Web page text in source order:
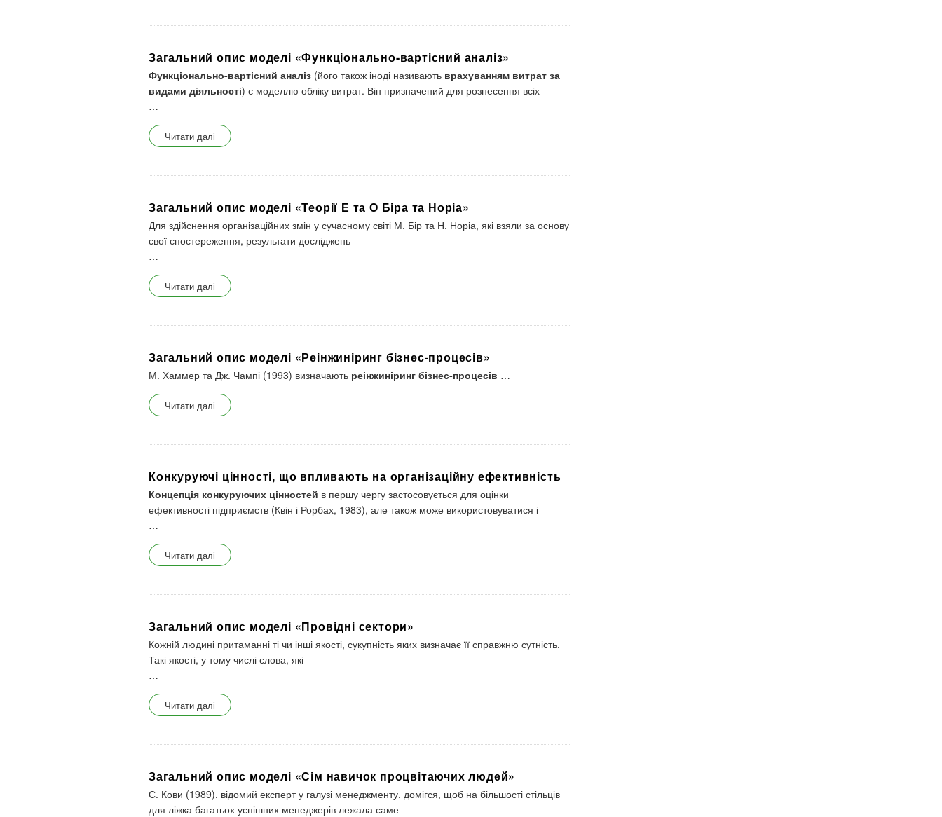
Загальний опис моделі «Функціонально-вартісний аналіз»
Функціонально-вартісний аналіз (його також іноді називають врахуванням витрат за
видами діяльності) є моделлю обліку витрат. Він призначений для рознесення всіх
…
Читати далі
Загальний опис моделі «Теорії Е та О Біра та Норіа»
Для здійснення організаційних змін у сучасному світі М. Бір та Н. Норіа, які взяли за основу
свої спостереження, результати досліджень
…
Читати далі
Загальний опис моделі «Реінжиніринг бізнес-процесів»
М. Хаммер та Дж. Чампі (1993) визначають реінжиніринг бізнес-процесів …
Читати далі
Конкуруючі цінності, що впливають на організаційну ефективність
Концепція конкуруючих цінностей в першу чергу застосовується для оцінки
ефективності підприємств (Квін і Рорбах, 1983), але також може використовуватися і
…
Читати далі
Загальний опис моделі «Провідні сектори»
Кожній людині притаманні ті чи інші якості, сукупність яких визначає її справжню сутність.
Такі якості, у тому числі слова, які
…
Читати далі
Загальний опис моделі «Сім навичок процвітаючих людей»
С. Кови (1989), відомий експерт у галузі менеджменту, домігся, щоб на більшості стільців
для ліжка багатьох успішних менеджерів лежала саме